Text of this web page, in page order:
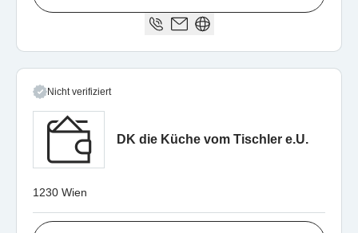
Nicht verifiziert
DK die Küche vom Tischler e.U.
1230 Wien